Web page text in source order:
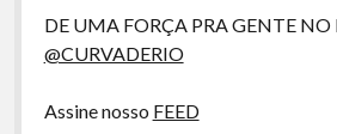
A Ripa É a Lei
DE UMA FORÇA PRA GENTE NO
@CURVADERIO
Assine nosso FEED